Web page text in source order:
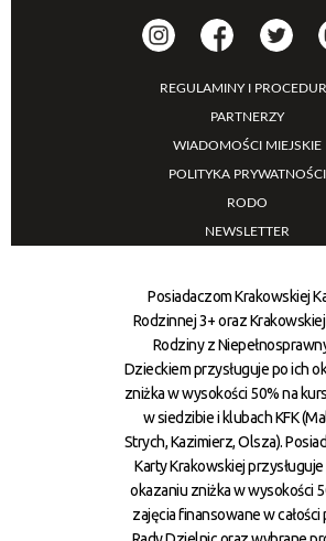
REGULAMINY I
PARTNERZY
WIADOMOŚCI MIEJSKIE
POLITYKA PRYWATNOŚCI
RODO
NEWSLETTER
Posiadaczom Krakowskiej
Rodzinnej 3+ oraz
Rodziny z
Dzieckiem przysługuje po ich
zniżka w wysokości 50% na
w siedzibie i klubach KFK
Strych, Kazimierz, Olsza).
Karty Krakowskiej przysługuje
okazaniu zniżka w wysokości
zajęcia finansowane w całości